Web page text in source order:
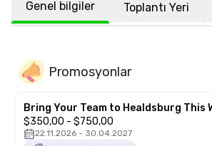
Genel bilgiler Toplantı Yeri
Promosyonlar
Bring Your Team to Healdsburg This
$350,00 - $750,00
22.11.2026 - 30.04.2027